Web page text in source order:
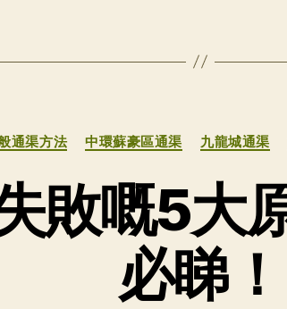
分
类
通渠方法 中環蘇豪區通渠 九龍城通渠
敗嘅5大
必睇！